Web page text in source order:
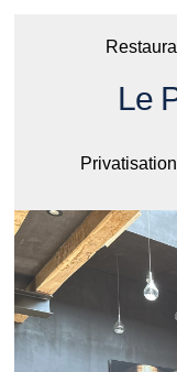
Le
Privatisation